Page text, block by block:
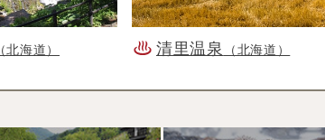
（北海道） 清里温泉 （北海道）